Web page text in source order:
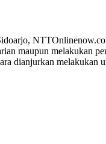
maupun melakukan
dianjurkan melakukan